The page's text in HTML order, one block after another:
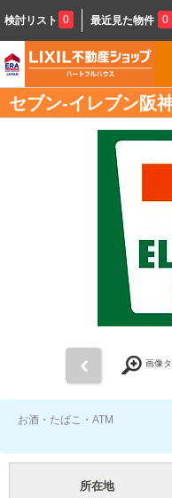
検討リスト 0 最近見た物件 0
セブン-イレブン阪
画像
お酒・たばこ・ATM
所在地